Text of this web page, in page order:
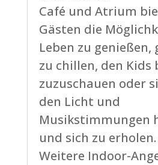
Café und Atrium
Gästen die
Leben zu
zu chillen, den Kids
zuzuschauen oder
den Licht und
Musikstimmungen
und sich zu erholen.
Weitere Indoor-